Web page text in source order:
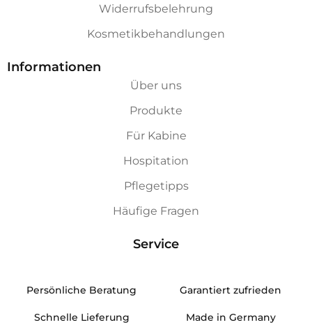
Widerrufsbelehrung
Kosmetikbehandlungen
Informationen
Über uns
Produkte
Für Kabine
Hospitation
Pflegetipps
Häufige Fragen
Service
Persönliche Beratung Garantiert zufrieden
Schnelle Lieferung Made in Germany